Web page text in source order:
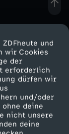
und
wir Cookies
der
erforderlich
dürfen wir
und/oder
deine
nicht unsere
deine